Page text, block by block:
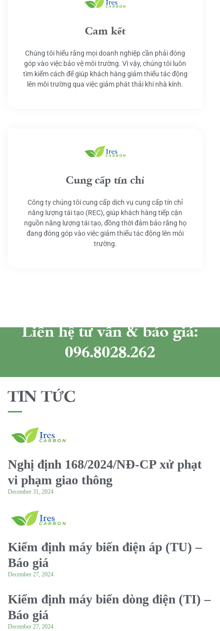
Cam kết
Chúng tôi hiểu rằng mọi doanh nghiệp cần phải đóng
góp vào việc bảo vệ môi trường. Vì vậy, chúng tôi luôn
tìm kiếm cách để giúp khách hàng giảm thiểu tác động
lên môi trường qua việc giảm phát thải khí nhà kính.
Cung cấp tín chỉ
Công ty chúng tôi cung cấp dịch vụ cung cấp tín chỉ
năng lượng tái tạo (REC), giúp khách hàng tiếp cận
nguồn năng lượng tái tạo, đồng thời đảm bảo rằng họ
đang đóng góp vào việc giảm thiểu tác động lên môi
trường.
Liên hệ tư vấn & báo giá:
096.8028.262
TIN TỨC
Nghị định 168/2024/NĐ-CP xử phạt
vi phạm giao thông
December 31, 2024
Kiểm định máy biến điện áp (TU) –
Báo giá
December 27, 2024
Kiểm định máy biến dòng điện (TI) –
Báo giá
December 27, 2024